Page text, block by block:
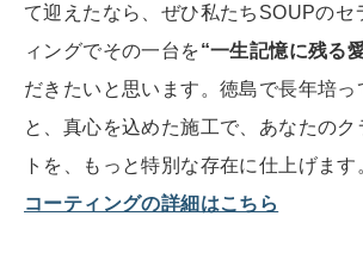
て迎えたなら、ぜひ私たちSOUPのセ
ィングでその一台を“一生記憶に残る
だきたいと思います。徳島で長年培っ
と、真心を込めた施工で、あなたのク
トを、もっと特別な存在に仕上げま
コーティングの詳細はこちら